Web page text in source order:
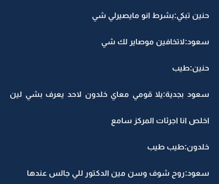
حنين تبكي:بشرط انو مايصيرلي شي
سعود:لاتخافين موصاير لك شي
حنين:طيب
سعود بجدية:يلا قومي معاي خلدون لاحد يعرف بشي لين
اخلص انا اجرئات المركز سامع
خلدون:طيب طيب
سعود:روح شوف وسن مين الدكتور للي جالس عندها